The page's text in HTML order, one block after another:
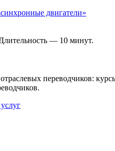
двигатели»
— 10 минут.
переводчиков: